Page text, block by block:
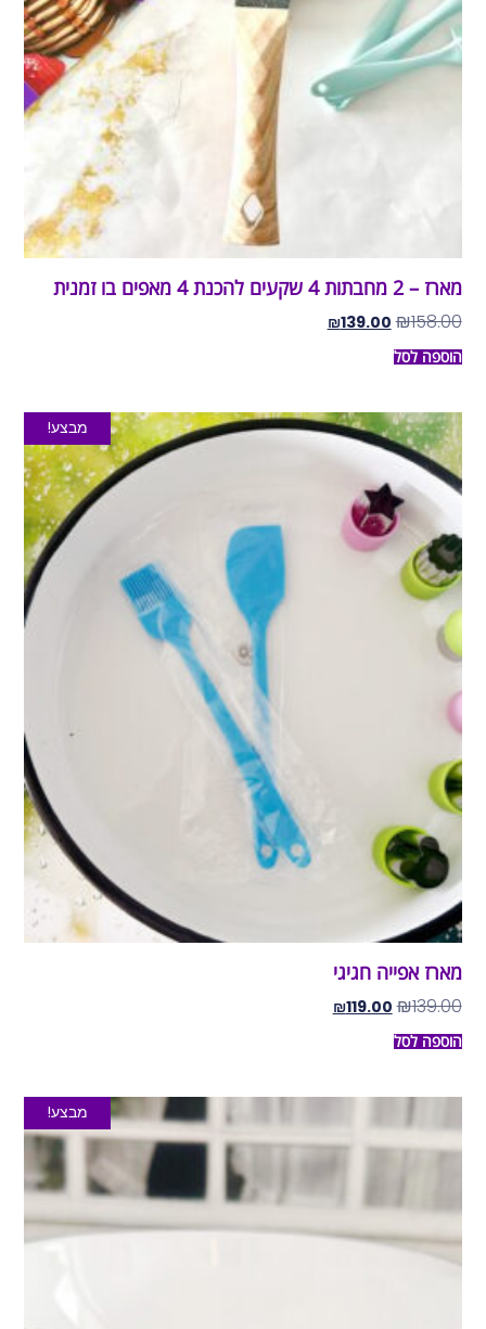
מארז – 2 מחבתות 4 שקעים להכנת 4 מאפים בו זמנית
₪158.00
₪139.00
הוספה לסל
מבצע!
מארז אפייה חגיגי
₪139.00
₪119.00
הוספה לסל
מבצע!